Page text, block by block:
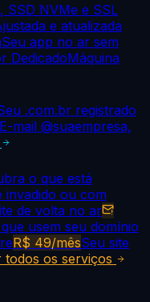
SSD NVMe e SSL
e atualizada
Seu app no ar sem
DedicadoMáquina
.com.br registrado
E-mail @suaempresa,
o que está
invadido ou com
de volta no ar
usem seu domínio
R$ 49/mêsSeu site
todos os serviços